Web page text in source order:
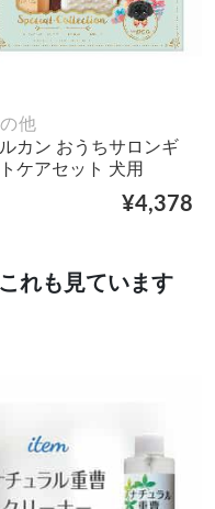
他
カン おうちサロンギ
ケアセット 犬用
¥4,378
れも見ています